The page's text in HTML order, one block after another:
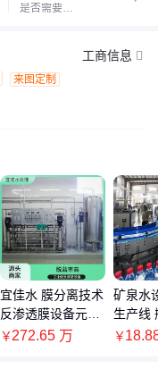
是否需要通电
工商信息
来图定制
宜佳水 膜分离技术
反渗透膜设备元件
水回用率高 海水苦
￥272.65 万
矿泉水
生产线
生产成
￥